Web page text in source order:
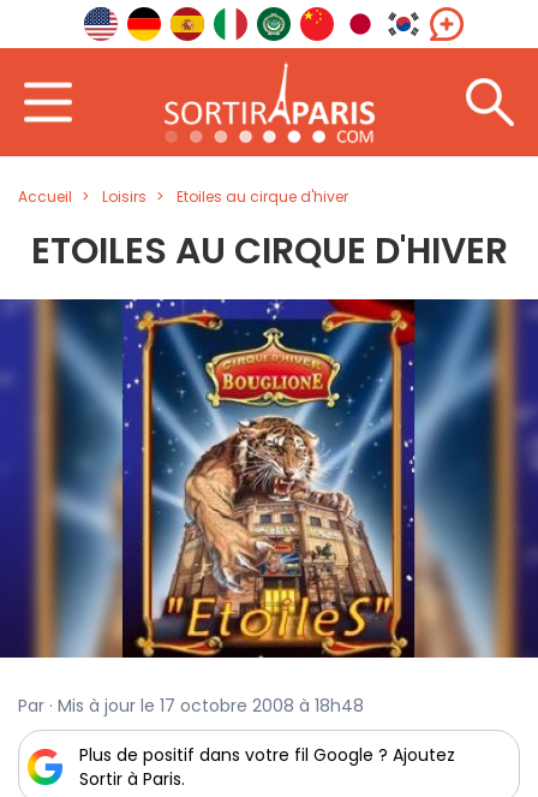
Accueil Loisirs Etoiles au cirque d'hiver
ETOILES AU CIRQUE D'HIVER
Par · Mis à jour le 17 octobre 2008 à 18h48
Plus de positif dans votre fil Google ? Ajoutez
Sortir à Paris.